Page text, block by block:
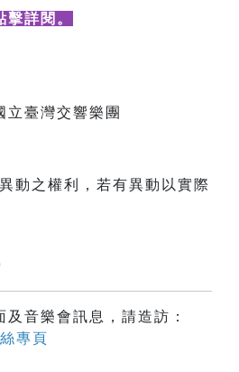
擊詳閱 。
立臺灣交響樂團
動之權利，若有異動以實際
音樂會訊息，請造訪：
專頁